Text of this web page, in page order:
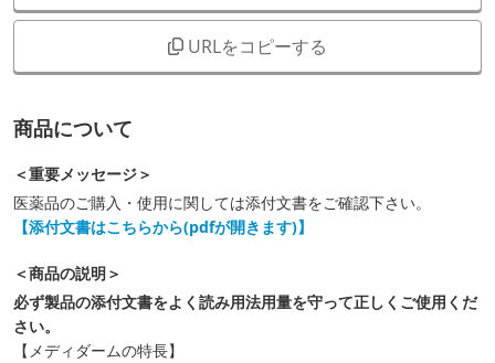
URLをコピーする
商品について
＜重要メッセージ＞
医薬品のご購入・使用に関しては添付文書をご確認下さい。
【添付文書はこちらから(pdfが開きます)】
＜商品の説明＞
必ず製品の添付文書をよく読み用法用量を守って正しくご使用くだ
さい。
【メディダームの特長】